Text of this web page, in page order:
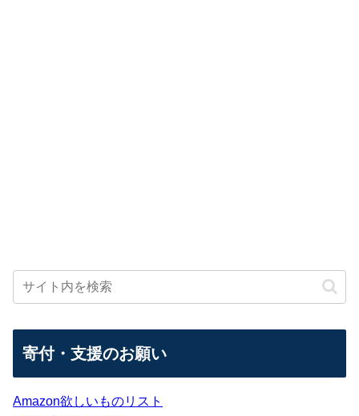
寄付・支援のお願い
Amazon欲しいものリスト